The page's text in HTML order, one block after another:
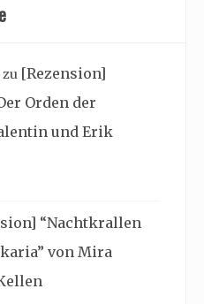
zu [Rezension]
Orden der
und Erik
“Nachtkrallen
von Mira